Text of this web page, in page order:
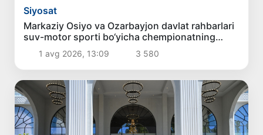
Siyosat
Markaziy Osiyo va Ozarbayjon davlat rahbarlari
suv-motor sporti bo‘yicha chempionatning
ochilishida ishtirok etdilar
1 avg 2026, 13:09 3 580